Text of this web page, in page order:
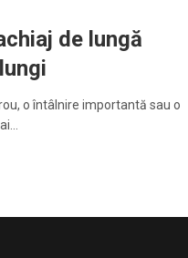
de lungă
o întâlnire importantă sau o